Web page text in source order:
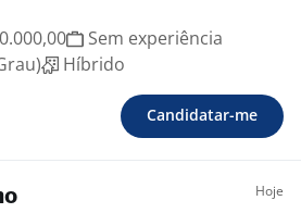
Sem experiência
Híbrido
Candidatar-me
Hoje